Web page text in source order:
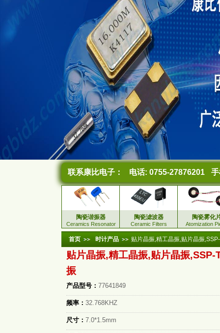
联系康比电子： 电话: 0755-27876201
陶瓷谐振器
Ceramics Resonator
陶瓷滤波器
Ceramic Filters
陶瓷雾化
Atomization
首页 时计产品 贴片晶振,精工晶振,贴片晶振
贴片晶振,精工晶振,贴片晶振,SSP-
振
产品型号： 77641849
频率： 32.768KHZ
尺寸： 7.0*1.5mm